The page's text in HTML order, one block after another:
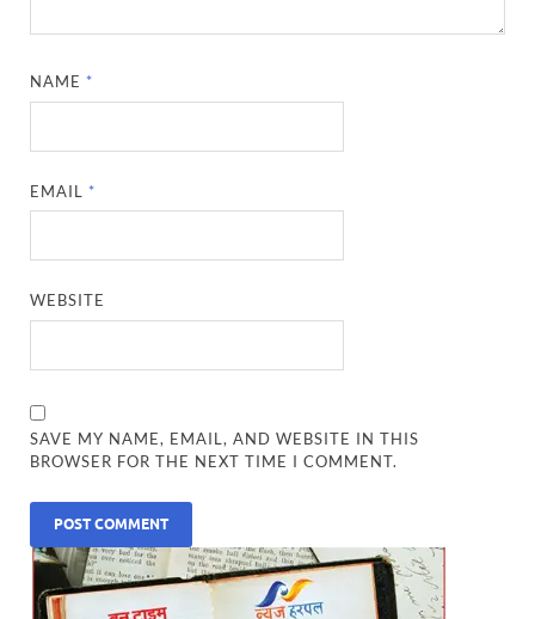
NAME *
EMAIL *
WEBSITE
SAVE MY NAME, EMAIL, AND WEBSITE IN THIS
BROWSER FOR THE NEXT TIME I COMMENT.